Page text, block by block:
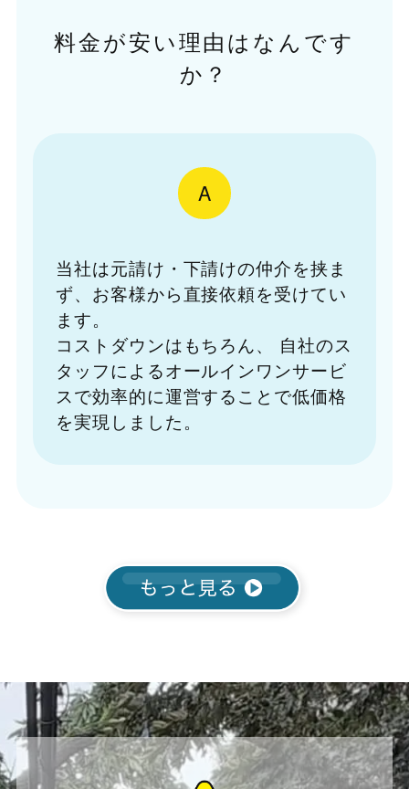
料金が安い理由はなんです
か？
A
当社は元請け・下請けの仲介を挟ま
ず、お客様から直接依頼を受けてい
ます。
コストダウンはもちろん、
自社のス
タッフによるオールインワンサービ
スで効率的に運営することで低価格
を実現しました。